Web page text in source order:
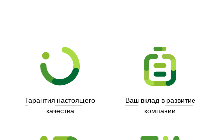
Гарантия настоящего
качества
Ваш вклад в развитие
компании